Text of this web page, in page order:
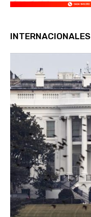
INTERNACIONALES